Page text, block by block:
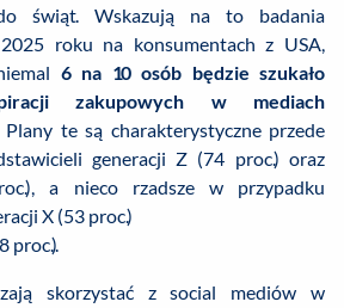
świąt. Wskazują na to badania
roku na konsumentach z USA,
6 na 10 osób będzie szukało
zakupowych w mediach
Plany te są charakterystyczne przede
generacji Z (74 proc.) oraz
a nieco rzadsze w przypadku
X (53 proc.)
proc.).
skorzystać z social mediów w